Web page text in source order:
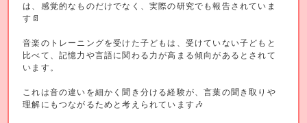
は、感覚的なものだけでなく、実際の研究でも報告されていま
す📄
音楽のトレーニングを受けた子どもは、受けていない子どもと
比べて、記憶力や言語に関わる力が高まる傾向があるとされて
います。
これは音の違いを細かく聞き分ける経験が、言葉の聞き取りや
理解にもつながるためと考えられています🎶